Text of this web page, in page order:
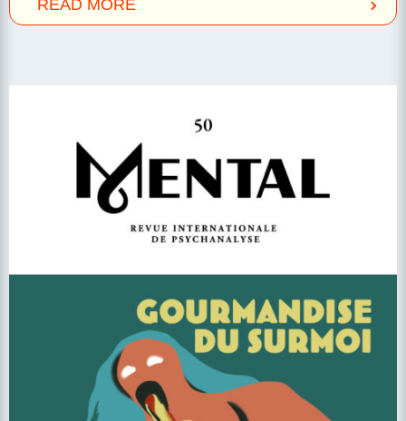
READ MORE